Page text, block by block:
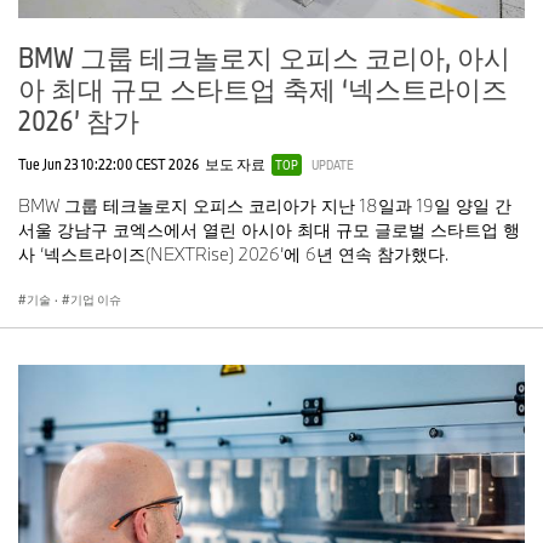
BMW 그룹 테크놀로지 오피스 코리아, 아시
아 최대 규모 스타트업 축제 ‘넥스트라이즈
2026’ 참가
Tue Jun 23 10:22:00 CEST 2026 보도 자료 TOP UPDATE
BMW 그룹 테크놀로지 오피스 코리아가 지난 18일과 19일 양일 간
서울 강남구 코엑스에서 열린 아시아 최대 규모 글로벌 스타트업 행
사 ‘넥스트라이즈(NEXTRise) 2026’에 6년 연속 참가했다.
기술 · 기업 이슈